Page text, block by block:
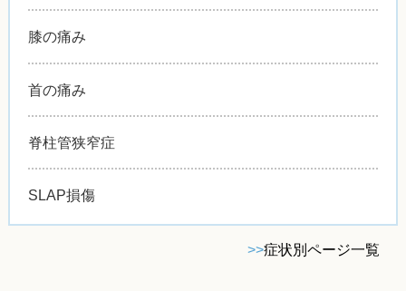
膝の痛み
首の痛み
脊柱管狭窄症
SLAP損傷
>>症状別ページ一覧